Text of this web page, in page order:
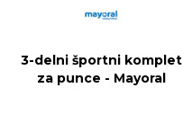
3-delni športni komplet
za punce - Mayoral